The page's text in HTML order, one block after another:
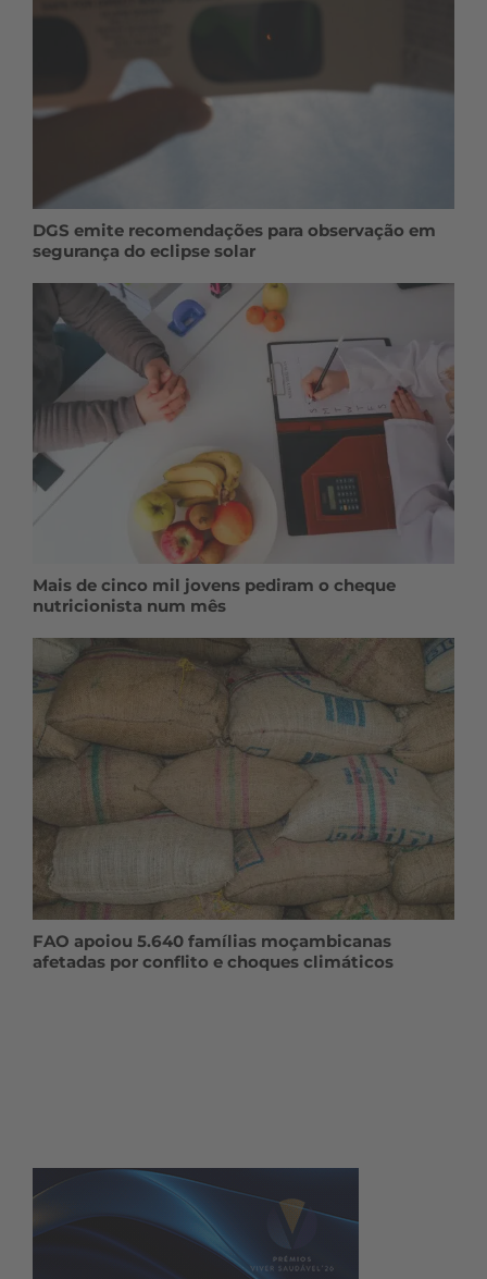
DGS emite recomendações para observação em
segurança do eclipse solar
Mais de cinco mil jovens pediram o cheque
nutricionista num mês
FAO apoiou 5.640 famílias moçambicanas
afetadas por conflito e choques climáticos